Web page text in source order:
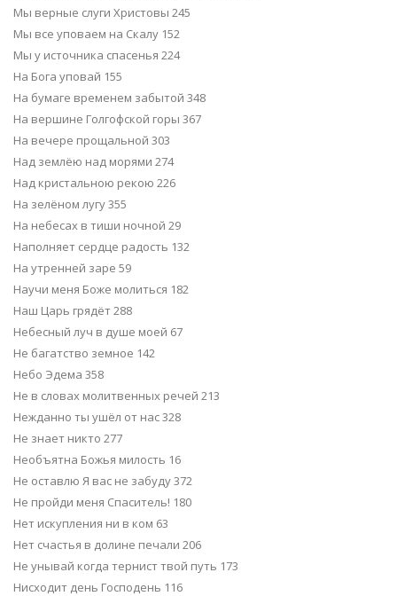
Мы верные слуги Христовы 245
Мы все уповаем на Скалу 152
Мы у источника спасенья 224
На Бога уповай 155
На бумаге временем забытой 348
На вершине Голгофской горы 367
На вечере прощальной 303
Над землёю над морями 274
Над кристальною рекою 226
На зелёном лугу 355
На небесах в тиши ночной 29
Наполняет сердце радость 132
На утренней заре 59
Научи меня Боже молиться 182
Наш Царь грядёт 288
Небесный луч в душе моей 67
Не багатство земное 142
Небо Эдема 358
Не в словах молитвенных речей 213
Нежданно ты ушёл от нас 328
Не знает никто 277
Необъятна Божья милость 16
Не оставлю Я вас не забуду 372
Не пройди меня Спаситель! 180
Нет искупления ни в ком 63
Нет счастья в долине печали 206
Не унывай когда тернист твой путь 173
Нисходит день Господень 116